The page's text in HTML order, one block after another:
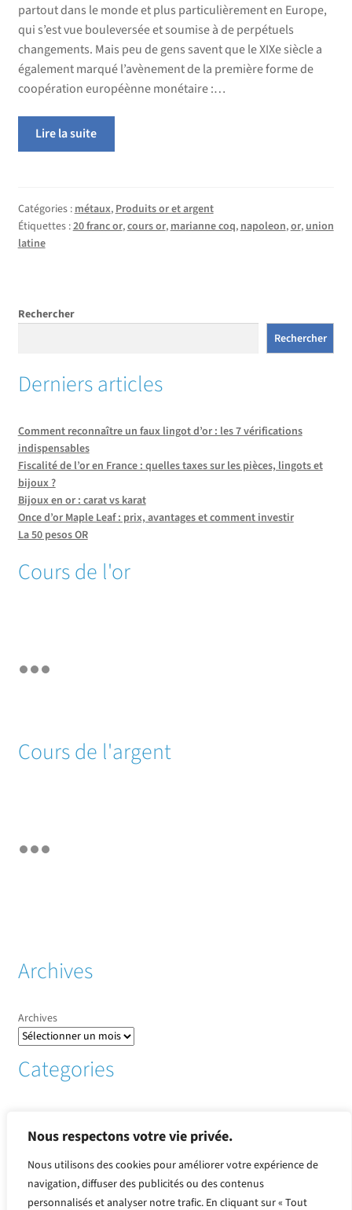
Nous respectons votre vie privée.
Nous utilisons des cookies pour améliorer votre expérience de
navigation, diffuser des publicités ou des contenus
personnalisés et analyser notre trafic. En cliquant sur « Tout
partout dans le monde et plus particulièrement en Europe,
qui s’est vue bouleversée et soumise à de perpétuels
changements. Mais peu de gens savent que le XIXe siècle a
également marqué l’avènement de la première forme de
coopération européènne monétaire :…
Lire la suite
Catégories :métaux,Produits or et argent
Étiquettes :20 franc or,cours or,marianne coq,napoleon,or,union
latine
Rechercher
Rechercher
Derniers articles
Comment reconnaître un faux lingot d’or : les 7 vérifications
indispensables
Fiscalité de l’or en France : quelles taxes sur les pièces, lingots et
bijoux ?
Bijoux en or : carat vs karat
Once d’or Maple Leaf : prix, avantages et comment investir
La 50 pesos OR
Cours de l'or
Cours de l'argent
Archives
Archives
Categories
Infos sur CCO(1)
Perpectives et fondamentaux(3)
Produits or et argent(30)
Revue de presse(2)